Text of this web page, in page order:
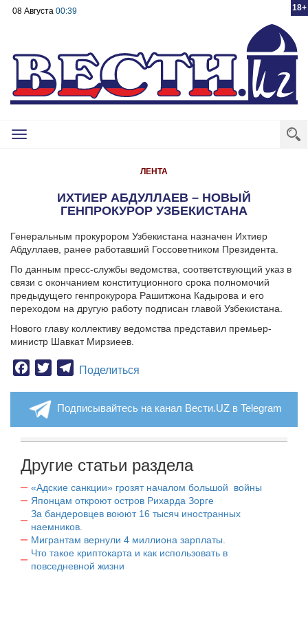
18+
08 Августа 00:39
Toggle
ЛЕНТА
ИХТИЕР АБДУЛЛАЕВ – НОВЫЙ
ГЕНПРОКУРОР УЗБЕКИСТАНА
Генеральным прокурором Узбекистана назначен Ихтиер
Абдуллаев, ранее работавший Госсоветником Президента.
По данным пресс-службы ведомства, соответствующий указ в
связи с окончанием конституционного срока полномочий
предыдущего генпрокурора Рашитжона Кадырова и его
переходом на другую работу подписан главой Узбекистана.
Нового главу коллективу ведомства представил премьер-
министр Шавкат Мирзиеев.
Facebook
TwitterTelegram
Поделиться
Подписывайтесь на канал Вести.UZ в Telegram
Другие статьи раздела
«Адские санкции» грозят началом большой войны
Японцам откроют остров Рихарда Зорге
За бандеровцев воюют 16 тысяч иностранных
наемников.
Мигрантам вернули 4 миллиона зарплаты.
Что такое криптокарта и как использовать в
повседневной жизни